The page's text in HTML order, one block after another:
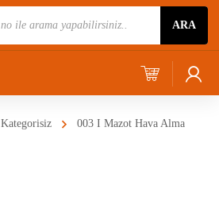
ARA
Kategorisiz
003 I Mazot Hava Alma